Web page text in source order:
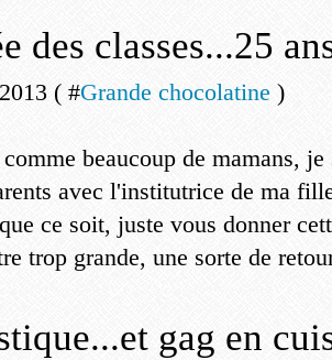
des classes...25
( #Grande chocolatine )
beaucoup de mamans,
avec l'institutrice de ma
ce soit, juste vous donner
trop grande, une sorte de
gag en